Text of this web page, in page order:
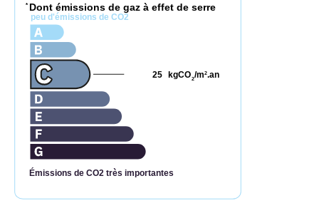
* Dont émissions de gaz à effet de serre
peu d'émissions de CO2
Émissions de CO2 très importantes
kgCO2/m2.an
25